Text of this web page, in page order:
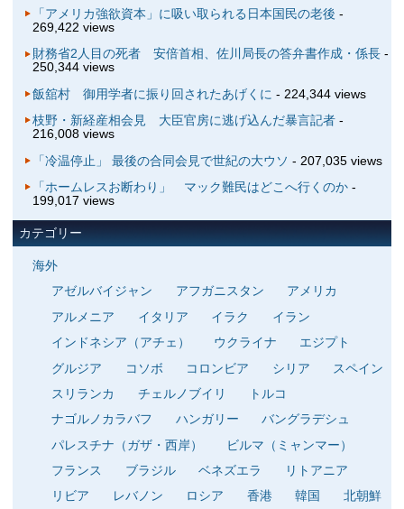
「アメリカ強欲資本」に吸い取られる日本国民の老後 -
269,422 views
財務省2人目の死者 安倍首相、佐川局長の答弁書作成・係長-
250,344 views
飯舘村 御用学者に振り回されたあげくに - 224,344 views
枝野・新経産相会見 大臣官房に逃げ込んだ暴言記者-
216,008 views
「冷温停止」 最後の合同会見で世紀の大ウソ - 207,035 views
「ホームレスお断わり」 マック難民はどこへ行くのか-
199,017 views
カテゴリー
海外
アゼルバイジャン
アフガニスタン
アメリカ
アルメニア
イタリア イラク
イラン
インドネシア（アチェ）
ウクライナ
エジプト
グルジア
コソボ コロンビア シリア
スペイン
スリランカ
チェルノブイリ
トルコ
ナゴルノカラバフ
ハンガリー
バングラデシュ
パレスチナ（ガザ・西岸）
ビルマ（ミャンマー）
フランス
ブラジル ベネズエラ
リトアニア
リビア
レバノン ロシア 香港 韓国 北朝鮮